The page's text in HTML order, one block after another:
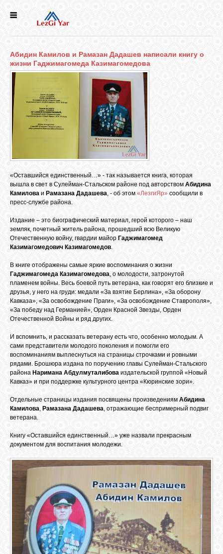
СЕЛА
ИСТОРИЯ
ЛЕЗГИН
НАРОДЫ
БИБЛИОТЕКА
ГОСТЕВАЯ
О САЙТЕ
ФОТО
ВИДЕО
МУЗЫКА
САЙТЫ
ВОПРОСЫ /
ОТВЕТЫ
КОНТАКТЫ
Абидин Камилов и Рамазан Дадашев написали книгу о
жизни Гаджимагомеда Казимагомедова
«Оставшийся единственный…» - так называется книга, которая
вышла в свет в Сулейман-Стальском районе под авторством Абидина
Камилова и Рамазана Дадашева, - об этом «ЛезгиЯр» сообщили в
пресс-службе района.
Издание – это биографический материал, герой которого – наш
земляк, почетный житель района, прошедший всю Великую
Отечественную войну, гвардии майор Гаджимагомед
Казимагомедович Казимагомедов.
В книге отображены самые яркие воспоминания о жизни
Гаджимагомеда Казимагомедова, о молодости, затронутой
пламенем войны. Весь боевой путь ветерана, как говорят его близкие и
друзья, у него на груди: медали «За взятие Берлина», «За оборону
Кавказа», «За освобождение Праги», «За освобождение Ставрополя»,
«За победу над Германией», Орден Красной Звезды, Орден
Отечественной Войны и ряд других.
И вспомнить, и рассказать ветерану есть что, особенно молодым. А
сами представители молодого поколения и помогли его
воспоминаниям выплеснуться на страницы строчками и ровными
рядами. Брошюра издана по поручению главы Сулейман-Стальского
района Наримана Абдулмуталибова издательской группой «Новый
Кавказ» и при поддержке культурного центра «Кюринские зори».
Отдельные страницы издания посвящены произведениям Абидина
Камилова, Рамазана Дадашева, отражающие беспримерный подвиг
ветерана.
Книгу «Оставшийся единственный…» уже назвали прекрасным
документом для воспитания молодежи.